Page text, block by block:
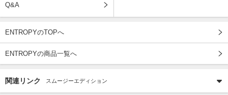
Q&A
ENTROPYのTOPへ
ENTROPYの商品一覧へ
関連リンク スムージーエディション